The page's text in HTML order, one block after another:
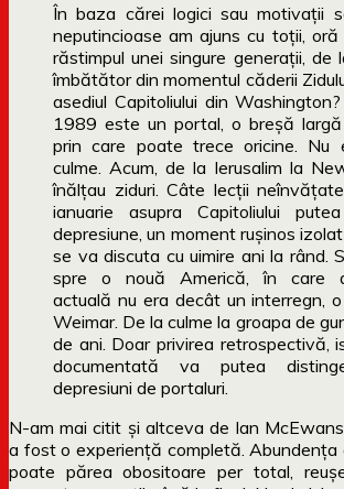
În baza cărei logici sau motivaţii
neputincioase am ajuns cu toţii,
răstimpul unei singure generaţii, de
îmbătător din momentul căderii
asediul Capitoliului din
1989 este un portal, o breşă
prin care poate trece oricine. Nu
culme. Acum, de la Ierusalim la
înălţau ziduri. Câte lecţii
ianuarie asupra Capitoliului
depresiune, un moment ruşinos
se va discuta cu uimire ani la rând.
spre o nouă Americă, în care
actuală nu era decât un interregn,
Weimar. De la culme la groapa de
de ani. Doar privirea retrospectivă,
documentată va putea
depresiuni de portaluri.
N-am mai citit și altceva de Ian
a fost o experiență completă. Abundența
poate părea obositoare per total,